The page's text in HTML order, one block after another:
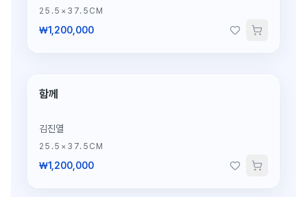
25.5×37.5CM
₩1,200,000
단 1점뿐인 원작
함께
김진열
25.5×37.5CM
₩1,200,000